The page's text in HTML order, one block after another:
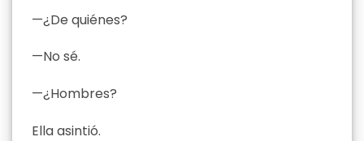
—¿De quiénes?
—No sé.
—¿Hombres?
Ella asintió.